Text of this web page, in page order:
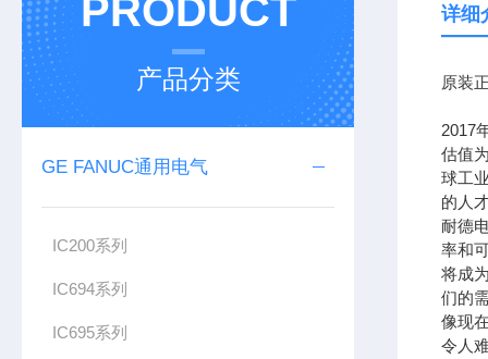
PRODUCT
产品分类
GE FANUC通用电气
IC200系列
IC694系列
IC695系列
详细
原装
2017
估值
球工
的人
耐德
率和
将成
们的
像现
令人